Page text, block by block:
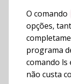
O comando
opções,
programa
comando ls
não custa